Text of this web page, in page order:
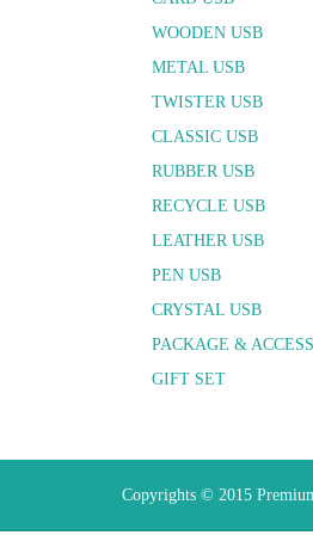
WOODEN USB
METAL USB
TWISTER USB
CLASSIC USB
RUBBER USB
RECYCLE USB
LEATHER USB
PEN USB
CRYSTAL USB
PACKAGE &
GIFT SET
Copyrights © 2015